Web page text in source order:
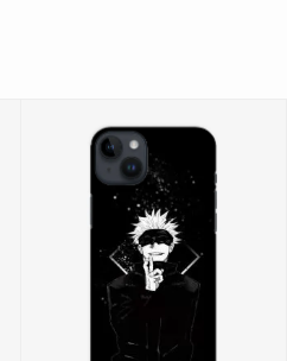
чорного матового силікону
дуже корисний аксесуар, який
зберегти його цінність і